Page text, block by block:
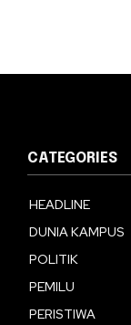
CATEGORIES
HEADLINE
DUNIA KAMPUS
POLITIK
PEMILU
PERISTIWA